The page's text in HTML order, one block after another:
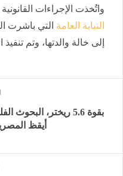
واتُخذت الإجراءات
النيابة العامة التي باشرت
إلى خالة والدتها، وتم تنفيذ
بقوة 5.6 ريختر،
أيقظ